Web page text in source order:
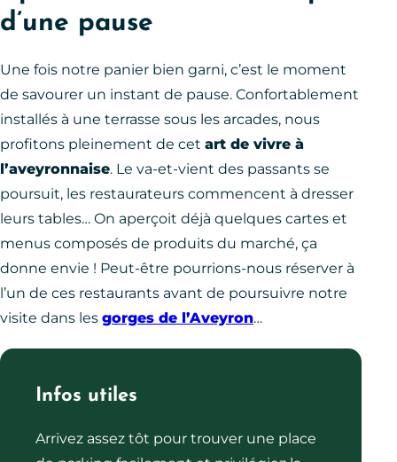
d’une pause
Une fois notre panier bien garni, c’est le moment
de savourer un instant de pause. Confortablement
installés à une terrasse sous les arcades, nous
profitons pleinement de cet art de vivre à
l’aveyronnaise. Le va-et-vient des passants se
poursuit, les restaurateurs commencent à dresser
leurs tables… On aperçoit déjà quelques cartes et
menus composés de produits du marché, ça
donne envie ! Peut-être pourrions-nous réserver à
l’un de ces restaurants avant de poursuivre notre
visite dans les gorges de l’Aveyron…
Infos utiles
Arrivez assez tôt pour trouver une place